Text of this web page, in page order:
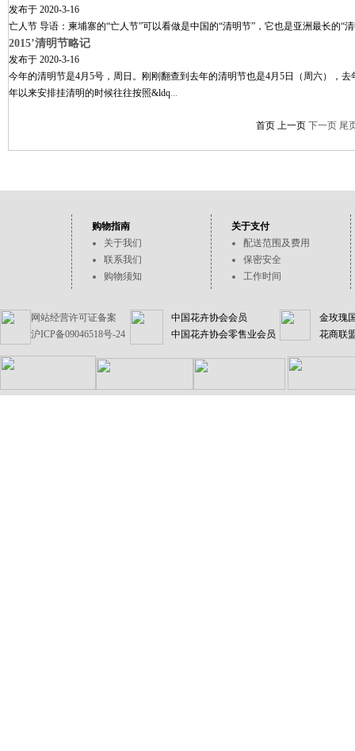
发布于 2020-3-16
亡人节 导语：柬埔寨的“亡人节”可以看做是中国的“清明节”，它也是亚洲最长的“
2015’清明节略记
发布于 2020-3-16
今年的清明节是4月5号，周日。刚刚翻查到去年的清明节也是4月5日（周六），
年以来安排挂清明的时候往往按照&ldq...
首页 上一页 下一页 尾
购物指南
关于我们
联系我们
购物须知
关于支付
配送范围及费用
保密安全
工作时间
网站经营许可证备案
沪ICP备09046518号-24
中国花卉协会会员
中国花卉协会零售业会员
金玫瑰
花商联